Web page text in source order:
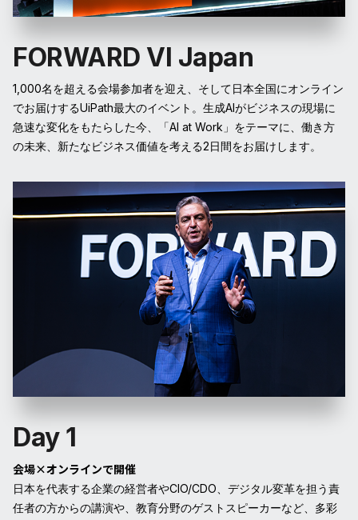
FORWARD VI Japan
1,000名を超える会場参加者を迎え、そして日本全国にオンライン
でお届けするUiPath最大のイベント。生成AIがビジネスの現場に
急速な変化をもたらした今、「AI at Work」をテーマに、働き方
の未来、新たなビジネス価値を考える2日間をお届けします。
Day 1
会場×オンラインで開催
日本を代表する企業の経営者やCIO/CDO、デジタル変革を担う責
任者の方からの講演や、教育分野のゲストスピーカーなど、多彩